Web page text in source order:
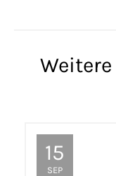
Weitere
15
SEP